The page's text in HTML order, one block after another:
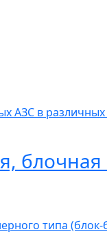
АЗС в
типа